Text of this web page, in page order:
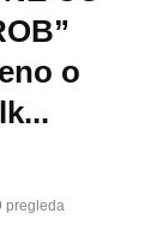
o
pregleda